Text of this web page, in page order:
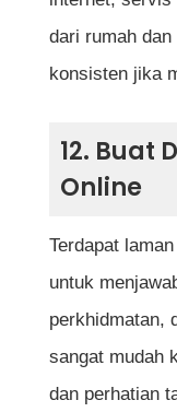
dari rumah
konsisten jika
12. Buat
Online
Terdapat
untuk
perkhidmatan,
sangat mudah
dan perhatian